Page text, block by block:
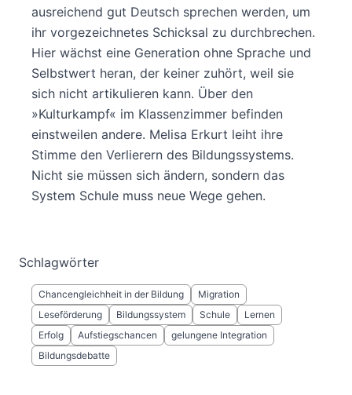
ausreichend gut Deutsch sprechen werden, um
ihr vorgezeichnetes Schicksal zu durchbrechen.
Hier wächst eine Generation ohne Sprache und
Selbstwert heran, der keiner zuhört, weil sie
sich nicht artikulieren kann. Über den
»Kulturkampf« im Klassenzimmer befinden
einstweilen andere. Melisa Erkurt leiht ihre
Stimme den Verlierern des Bildungssystems.
Nicht sie müssen sich ändern, sondern das
System Schule muss neue Wege gehen.
Schlagwörter
Chancengleichheit in der Bildung
Migration
Leseförderung
Bildungssystem Schule
Lernen
Erfolg
Aufstiegschancen
gelungene Integration
Bildungsdebatte